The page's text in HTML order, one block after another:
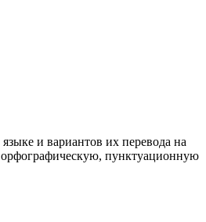
и вариантов их перевода на
пунктуационную